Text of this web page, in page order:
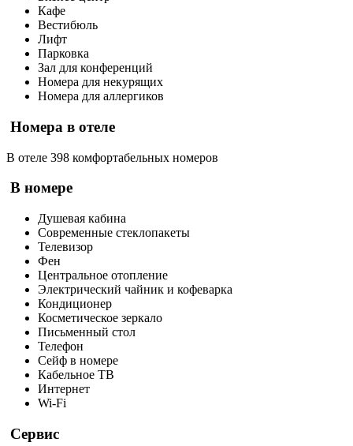
Кафе
Вестибюль
Лифт
Парковка
Зал для конференций
Номера для некурящих
Номера для аллергиков
Номера в отеле
В отеле 398 комфортабельных номеров
В номере
Душевая кабина
Современные стеклопакеты
Телевизор
Фен
Центральное отопление
Электрический чайник и кофеварка
Кондиционер
Косметическое зеркало
Письменный стол
Телефон
Сейф в номере
Кабельное ТВ
Интернет
Wi-Fi
Сервис